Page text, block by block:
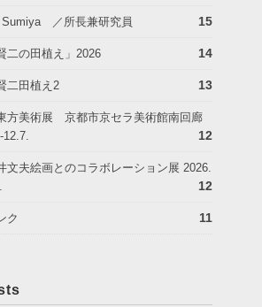
／所長兼研究員 15
二の田植え」2026 14
二田植え2 13
美術展 京都市京セラ美術館南回廊
12.7.
12
文夫絵画とのコラボレーション展 2026.
12
ク 11